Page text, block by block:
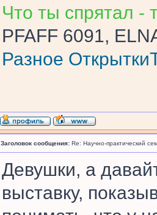
Что ты спрятал -
PFAFF 6091,
Разное Открытки
Заголовок сообщения: Re: Научно-практический
Девушки, а
выставку,